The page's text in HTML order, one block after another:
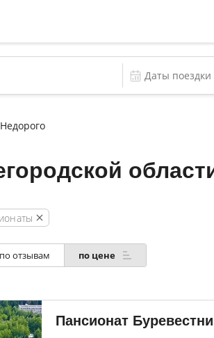
Недорого
по отзывам по цене
Пансионат